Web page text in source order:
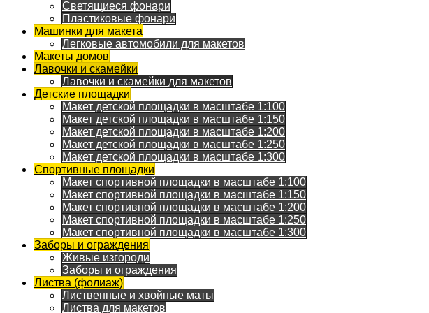
Светящиеся фонари
Пластиковые фонари
Машинки для макета
Легковые автомобили для макетов
Макеты домов
Лавочки и скамейки
Лавочки и скамейки для макетов
Детские площадки
Макет детской площадки в масштабе 1:100
Макет детской площадки в масштабе 1:150
Макет детской площадки в масштабе 1:200
Макет детской площадки в масштабе 1:250
Макет детской площадки в масштабе 1:300
Спортивные площадки
Макет спортивной площадки в масштабе 1:100
Макет спортивной площадки в масштабе 1:150
Макет спортивной площадки в масштабе 1:200
Макет спортивной площадки в масштабе 1:250
Макет спортивной площадки в масштабе 1:300
Заборы и ограждения
Живые изгороди
Заборы и ограждения
Листва (фолиаж)
Лиственные и хвойные маты
Листва для макетов